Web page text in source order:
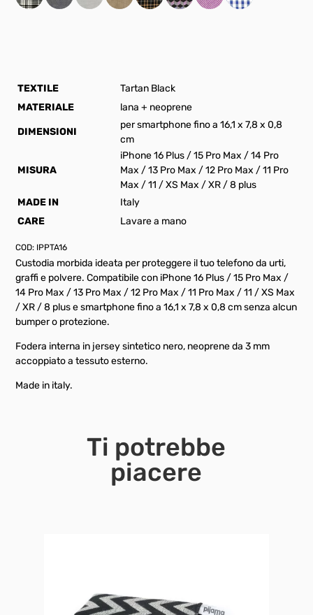
TEXTILE
Tartan Black
MATERIALE
lana + neoprene
DIMENSIONI
per smartphone fino a 16,1 x 7,8 x 0,8
cm
MISURA
iPhone 16 Plus / 15 Pro Max / 14 Pro
Max / 13 Pro Max / 12 Pro Max / 11 Pro
Max / 11 / XS Max / XR / 8 plus
MADE IN
Italy
CARE
Lavare a mano
COD: IPPTA16
Custodia morbida ideata per proteggere il tuo telefono da urti,
graffi e polvere. Compatibile con iPhone 16 Plus / 15 Pro Max /
14 Pro Max / 13 Pro Max / 12 Pro Max / 11 Pro Max / 11 / XS Max
/ XR / 8 plus e smartphone fino a 16,1 x 7,8 x 0,8 cm senza alcun
bumper o protezione.
Fodera interna in jersey sintetico nero, neoprene da 3 mm
accoppiato a tessuto esterno.
Made in italy.
Ti potrebbe
piacere